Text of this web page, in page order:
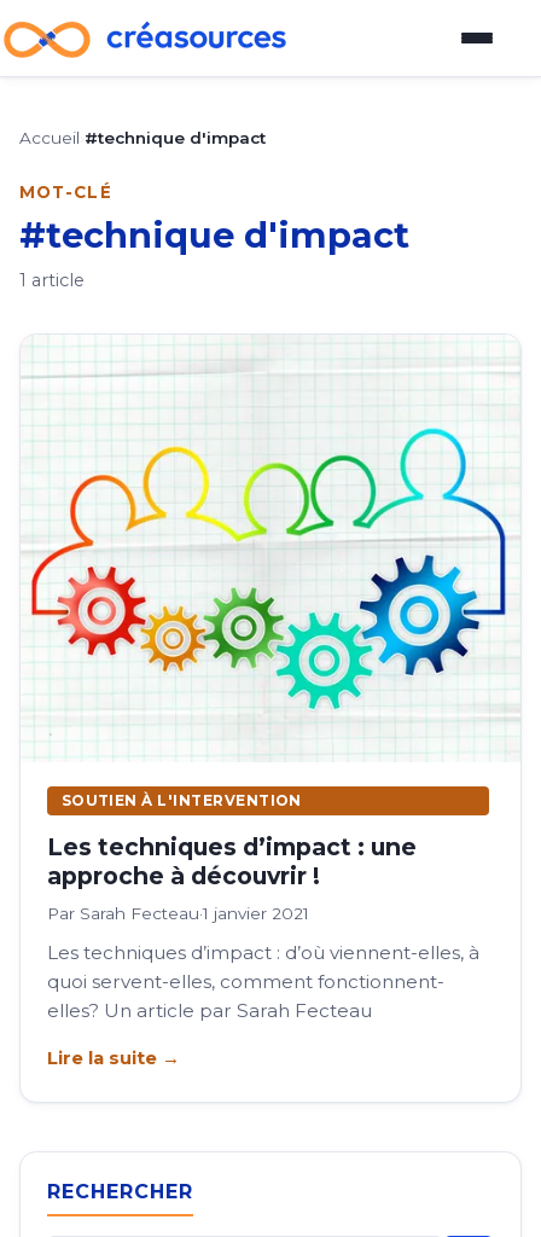
Plateforme d'outils
Guide pour devenir vendeur
À propos
Comment participer au blog
Auteurs
Contactez-nous
Accueil #technique d'impact
MOT-CLÉ
#technique d'impact
1 article
SOUTIEN À L'INTERVENTION
Les techniques d’impact : une
approche à découvrir !
Par Sarah Fecteau·1 janvier 2021
Les techniques d’impact : d’où viennent-elles, à
quoi servent-elles, comment fonctionnent-
elles? Un article par Sarah Fecteau
Lire la suite →
RECHERCHER